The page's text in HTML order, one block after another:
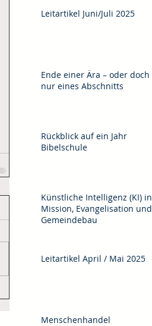
Leitartikel Juni/Juli 2025
Ende einer Ära – oder doch
nur eines Abschnitts
Rückblick auf ein Jahr
Bibelschule
Künstliche Intelligenz (KI) in
Mission, Evangelisation und
Gemeindebau
Leitartikel April / Mai 2025
Menschenhandel